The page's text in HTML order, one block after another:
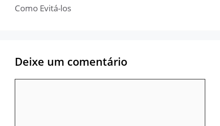
Como Evitá-los
Deixe um comentário